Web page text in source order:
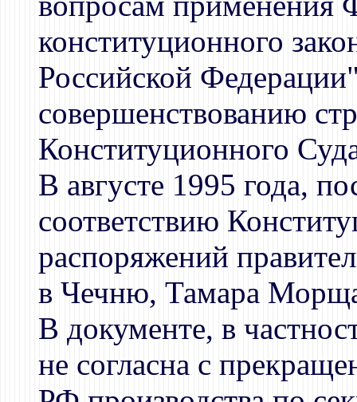
конституционного
Российской
совершенствованию
Конституционного
В августе 1995 года,
соответствию
распоряжений
в Чечню, Тамара
В документе, в
не согласна с